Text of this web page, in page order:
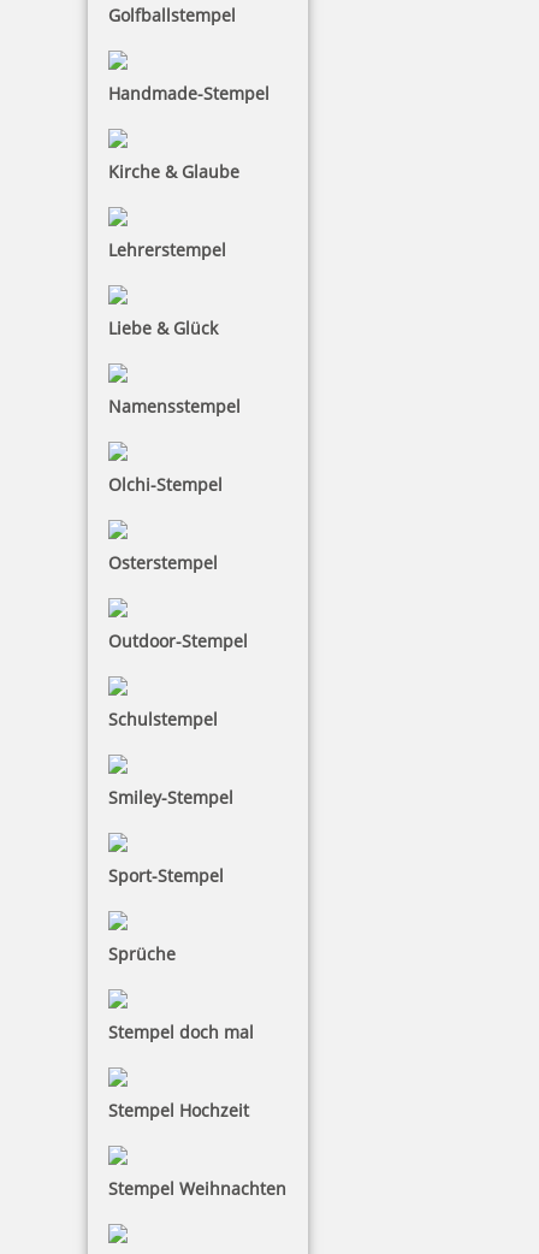
Golfballstempel
Handmade-Stempel
Kirche & Glaube
Lehrerstempel
Liebe & Glück
Namensstempel
Olchi-Stempel
Osterstempel
Outdoor-Stempel
Schulstempel
Smiley-Stempel
Sport-Stempel
Sprüche
Stempel doch mal
Stempel Hochzeit
Stempel Weihnachten